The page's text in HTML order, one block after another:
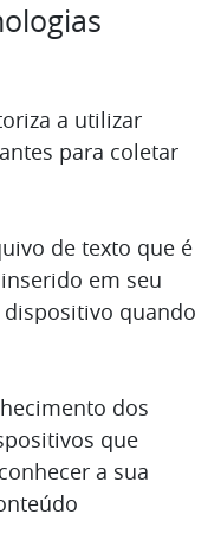
a utilizar
para coletar
de texto que é
em seu
quando
dos
que
a sua